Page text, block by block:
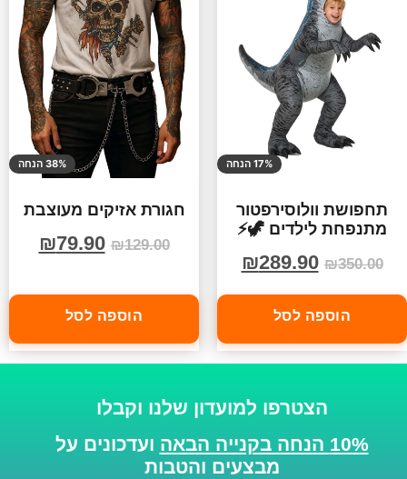
17% הנחה
תחפושת וולוסירפטור
מתנפחת לילדים 🦖⚡
₪350.00
₪289.90
הוספה לסל
38% הנחה
חגורת אזיקים מעוצבת
₪129.00
₪79.90
הוספה לסל
הצטרפו למועדון שלנו וקבלו
10% הנחה בקנייה הבאה
ועדכונים על
מבצעים והטבות